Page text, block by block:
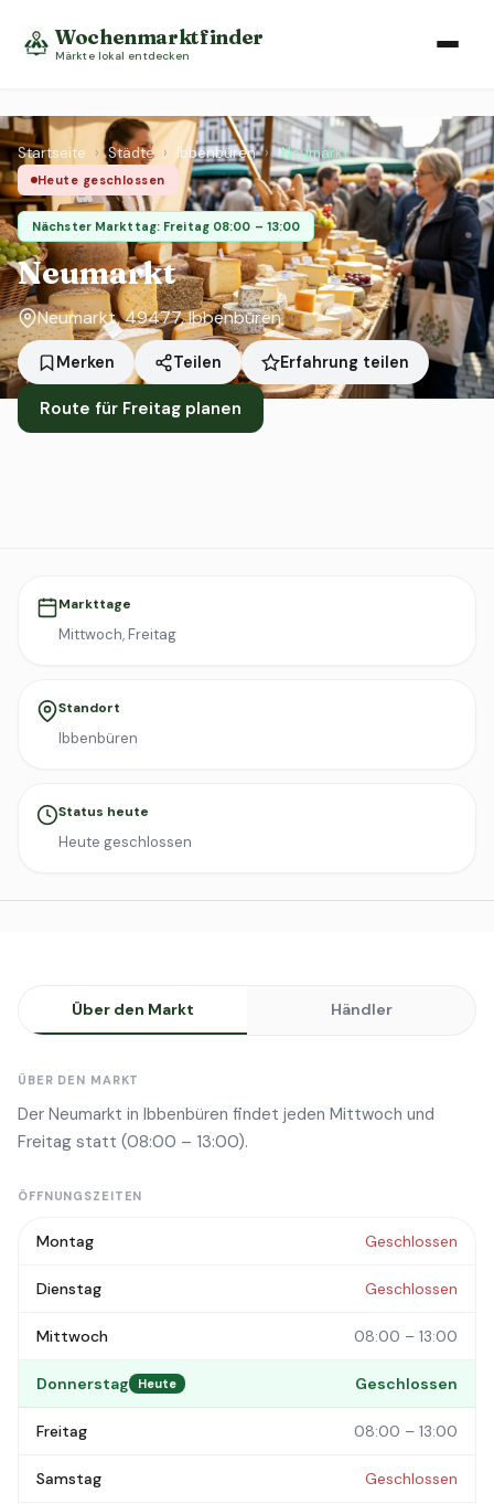
Wochenmarktfinder
Märkte lokal entdecken
Startseite › Städte › Ibbenbüren › Neumarkt
Heute geschlossen
Nächster Markttag: Freitag 08:00 – 13:00
Neumarkt
Neumarkt, 49477, Ibbenbüren
Merken Teilen Erfahrung teilen
Route für Freitag planen
Markttage
Mittwoch, Freitag
Standort
Ibbenbüren
Status heute
Heute geschlossen
Über den Markt Händler
ÜBER DEN MARKT
Der Neumarkt in Ibbenbüren findet jeden Mittwoch und
Freitag statt (08:00 – 13:00).
ÖFFNUNGSZEITEN
Montag Geschlossen
Dienstag Geschlossen
Mittwoch 08:00 – 13:00
Donnerstag Heute Geschlossen
Freitag 08:00 – 13:00
Samstag Geschlossen